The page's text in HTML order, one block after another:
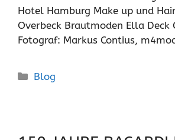
Hotel Hamburg Make up und
Overbeck Brautmoden Ella Deck
Fotograf: Markus Contius,
Kategorien
Blog